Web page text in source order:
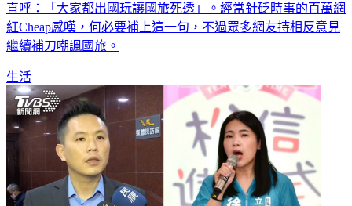
直呼：「大家都出國玩讓國旅死透」。經常針砭時事的百萬網
紅Cheap感嘆，何必要補上這一句，不過眾多網友持相反意見
繼續補刀嘲諷國旅。
生活